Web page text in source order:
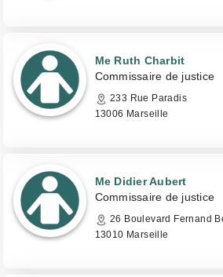
Me Ruth Charbit
Commissaire de justice
233 Rue Paradis
13006 Marseille
Me Didier Aubert
Commissaire de justice
26 Boulevard Fernand
13010 Marseille